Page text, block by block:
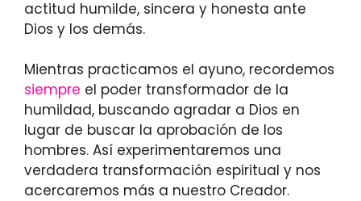
actitud humilde, sincera y honesta ante
Dios y los demás.
Mientras practicamos el ayuno, recordemos
siempre el poder transformador de la
humildad, buscando agradar a Dios en
lugar de buscar la aprobación de los
hombres. Así experimentaremos una
verdadera transformación espiritual y nos
acercaremos más a nuestro Creador.